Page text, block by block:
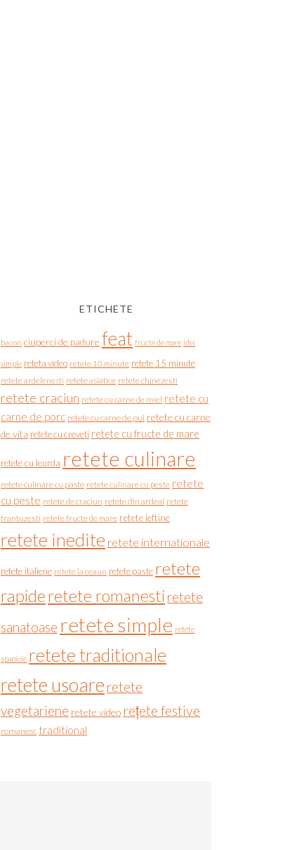
ETICHETE
bacon ciuperci de padure feat fructe de mare idei
simple reteta video retete 10 minute retete 15 minute
retete ardelenesti retete asiatice retete chinezesti
retete craciun retete cu carne de miel retete cu
carne de porc retete cu carne de pui retete cu carne
de vita retete cu creveti retete cu fructe de mare
retete cu leurda retete culinare
retete culinare cu paste retete culinare cu peste retete
cu peste retete de craciun retete din ardeal retete
frantuzesti retete fructe de mare retete ieftine
retete inedite retete internationale
retete italiene retete la ceaun retete paste retete
rapideretete romanesti retete
sanatoase retete simple retete
spaniole retete traditionale
retete usoare retete
vegetariene retete video rețete festive
romanesc traditional